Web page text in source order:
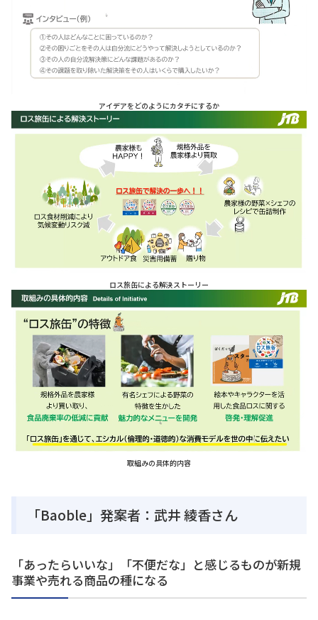
アイデアをどのようにカタチにするか
ロス旅缶による解決ストーリー
取組みの具体的内容
「Baoble」発案者：武井 綾香さん
「あったらいいな」「不便だな」と感じるものが新規
事業や売れる商品の種になる